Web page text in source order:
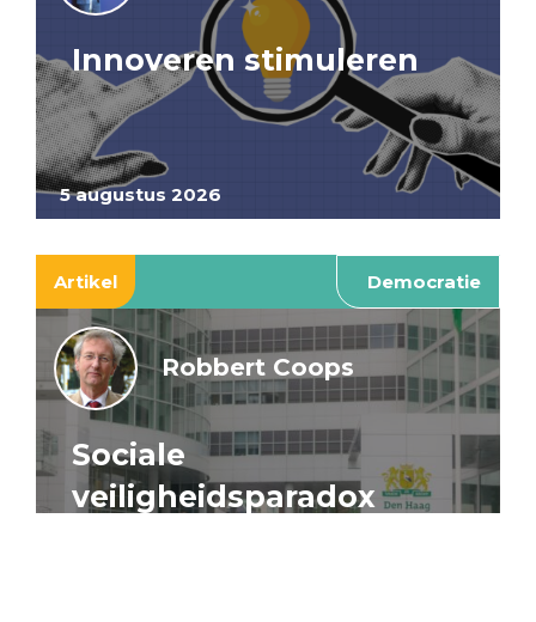
5 augustus 2026
Innoveren stimuleren
Artikel Democratie
Robbert Coops
Sociale
veiligheidsparadox